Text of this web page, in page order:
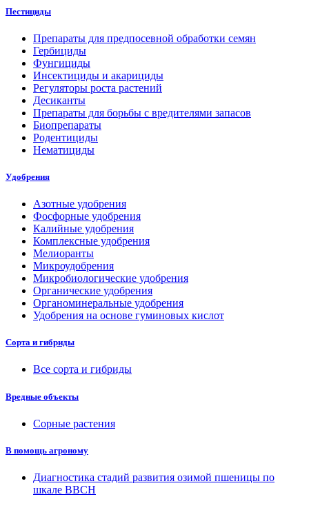
Пестициды
Препараты для предпосевной обработки семян
Гербициды
Фунгициды
Инсектициды и акарициды
Регуляторы роста растений
Десиканты
Препараты для борьбы с вредителями запасов
Биопрепараты
Родентициды
Нематициды
Удобрения
Азотные удобрения
Фосфорные удобрения
Калийные удобрения
Комплексные удобрения
Мелиоранты
Микроудобрения
Микробиологические удобрения
Органические удобрения
Органоминеральные удобрения
Удобрения на основе гуминовых кислот
Сорта и гибриды
Все сорта и гибриды
Вредные объекты
Сорные растения
В помощь агроному
Диагностика стадий развития озимой пшеницы по
шкале ВВСН